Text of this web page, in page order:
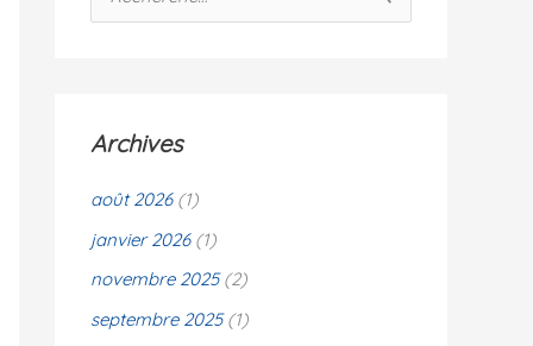
e
c
h
Archives
août 2026(1)
janvier 2026(1)
novembre 2025(2)
septembre 2025(1)